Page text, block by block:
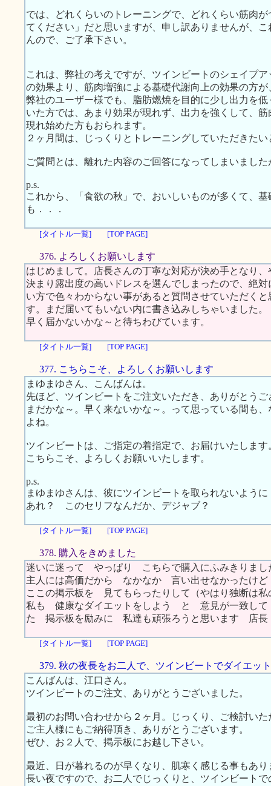
では、どれくらいのトレーニングで、どれくらい筋肉
てください」だと思いますが、申し訳ありませんが、
んので、ご了承下さい。
これは、弊社の考えですが、ツインビートのシェイプ
の効果より、筋肉増強による基礎代謝向上の効果の方
弊社のユーザー様でも、脂肪燃焼を目的に少し出力を
いた方では、あまり効果が現れず、出力を強くして、
現れ始めた方もおられます。
２ヶ月間は、じっくりとトレーニングしていただきた
ご質問とは、離れた内容のご回答になってしまいまし
p.s.
これから、「食欲の秋」で、おいしいものが多くて、
も．．．
[タイトル一覧] [TOP PAGE]
376. よろしくお願いします
はじめまして。店長さんの丁寧な対応が決め手となり
決まり露出度の高いドレスを選んでしまったので、絶
い方で色々わからない事があると質問させていただく
す。まだ届いてもいない内に書き込みしちゃいました。
早く届かないかな～と待ちわびています。
[タイトル一覧] [TOP PAGE]
377. こちらこそ、よろしくお願いします
まゆまゆさん、こんばんは。
先ほど、ツインビートをご注文いただき、ありがとうご
まだかな～。早く来ないかな～。って思っている間も
よね。
ツインビートは、ご指定の着指定で、お届けいたします
こちらこそ、よろしくお願いいたします。
p.s.
まゆまゆさんは、彼にツインビートを取られないように
あれ？ このセリフなんだか、デジャブ？
[タイトル一覧] [TOP PAGE]
378. 購入をきめました
迷いに迷って やっぱり こちらで購入にふみきりまし
主人には高価だから なかなか 言い出せなかったけど
ここの掲示板を 見てもらったりして（やはり独断は
私も 健康なダイエットをしよう と 意見が一致して
た 掲示板を励みに 私達も頑張ろうと思います 店
[タイトル一覧] [TOP PAGE]
379. 秋の夜長をお二人で、ツインビートでダイエット
こんばんは、江口さん。
ツインビートのご注文、ありがとうございました。
最初のお問い合わせから２ヶ月。じっくり、ご検討い
ご主人様にもご納得頂き、ありがとうございます。
ぜひ、お２人で、掲示板にお越し下さい。
最近、日が暮れるのが早くなり、肌寒く感じる事もあり
長い夜ですので、お二人でじっくりと、ツインビート